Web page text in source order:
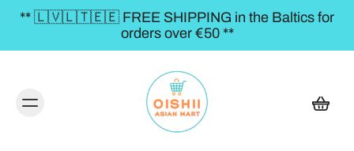
** 🇱🇻🇱🇹🇪🇪 FREE SHIPPING in the Baltics for
orders over €50 **